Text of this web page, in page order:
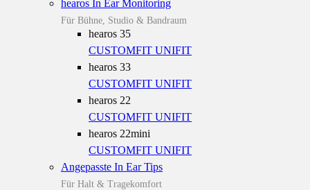
hearos In Ear Monitoring
Für Bühne, Studio & Bandraum
hearos 35
CUSTOMFIT UNIFIT
hearos 33
CUSTOMFIT UNIFIT
hearos 22
CUSTOMFIT UNIFIT
hearos 22mini
CUSTOMFIT UNIFIT
Angepasste In Ear Tips
Für Halt & Tragekomfort